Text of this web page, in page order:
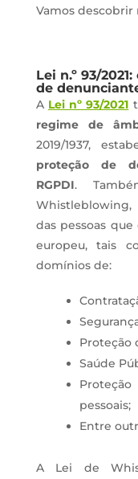
Vamos descobrir
Lei n.º 93/
de
A Lei nº 93/2021
regime de
2019/1937,
proteção de
RGPDI.
das pessoas
europeu, tais
domínios de:
Proteção
Saúde
pessoais;
Entre
A Lei de